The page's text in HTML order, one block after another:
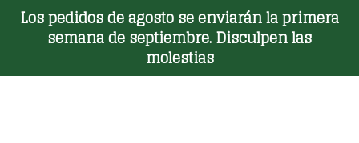
Los pedidos de agosto se enviarán la primera
semana de septiembre. Disculpen las
molestias
Toggle Menu